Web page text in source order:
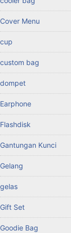
Cover Menu
cup
custom bag
dompet
Earphone
Flashdisk
Gantungan Kunci
Gelang
gelas
Gift Set
Goodie Bag